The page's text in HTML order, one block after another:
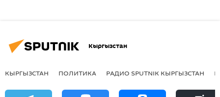
Кыргызстан
КЫРГЫЗСТАН ПОЛИТИКА РАДИО SPUTNIK КЫРГЫЗСТАН